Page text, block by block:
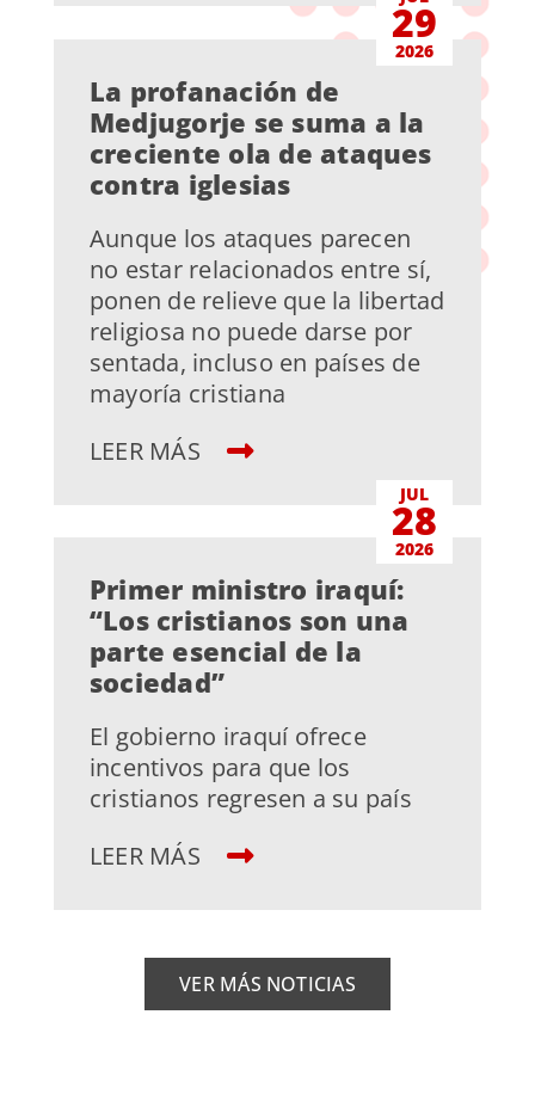
29
2026
La profanación de
Medjugorje se suma a la
creciente ola de ataques
contra iglesias
Aunque los ataques parecen
no estar relacionados entre sí,
ponen de relieve que la libertad
religiosa no puede darse por
sentada, incluso en países de
mayoría cristiana
LEER MÁS
JUL
28
2026
Primer ministro iraquí:
“Los cristianos son una
parte esencial de la
sociedad”
El gobierno iraquí ofrece
incentivos para que los
cristianos regresen a su país
LEER MÁS
VER MÁS NOTICIAS